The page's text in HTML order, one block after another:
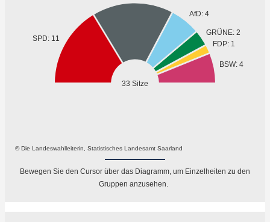
33 Sitze
SPD: 11
AfD: 4
GRÜNE: 2
FDP: 1
BSW: 4
© Die Landeswahlleiterin, Statistisches Landesamt Saarland
Bewegen Sie den Cursor über das Diagramm, um Einzelheiten zu den
Gruppen anzusehen.